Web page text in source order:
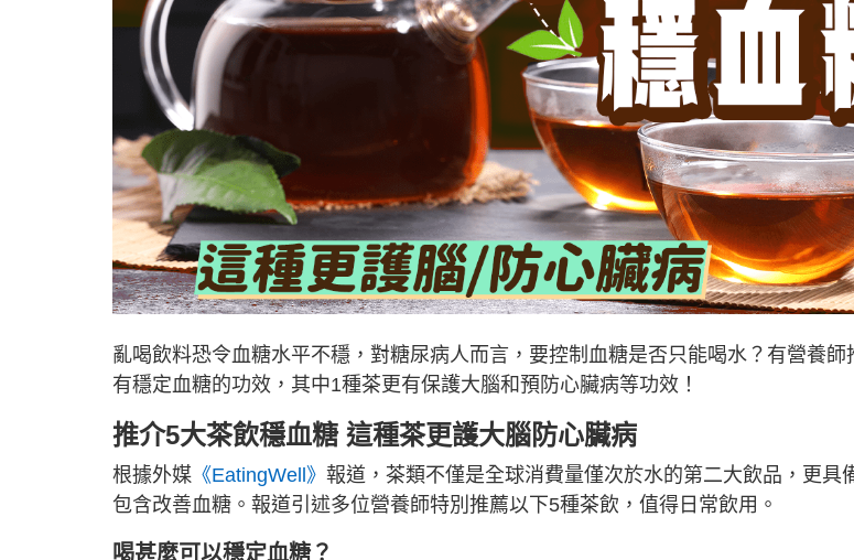
亂喝飲料恐令血糖水平不穩，對糖尿病人而言，要控制血糖是否只能喝水？有營養師
有穩定血糖的功效，其中1種茶更有保護大腦和預防心臟病等功效！
推介5大茶飲穩血糖 這種茶更護大腦防心臟病
根據外媒 《EatingWell》 報道，茶類不僅是全球消費量僅次於水的第二大飲品，更具
包含改善血糖。報道引述多位營養師特別推薦以下5種茶飲，值得日常飲用。
喝甚麼可以穩定血糖？